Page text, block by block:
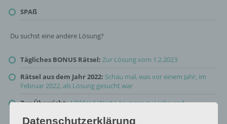
SPAß
Du suchst eine andere Lösung?
Tägliches BONUS Rätsel: Zur Lösung vom 1.2.2023
Rätsel aus dem Jahr 2022: Schau mal, was vor einem Jahr, im
Februar 2022, als Lösung gesucht war
Zur Übersicht:4 Bilder 1 Wort Lösungen zu Liebe und
Datenschutzerklärung